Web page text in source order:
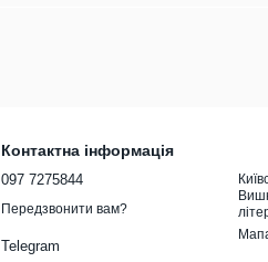
Контактна інформація
097 7275844
Передзвонити вам?
Telegram